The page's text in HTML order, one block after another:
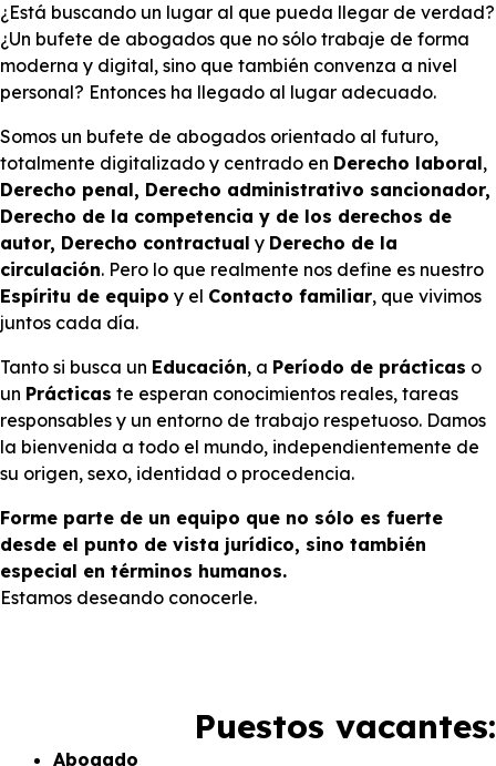
¿Está buscando un lugar al que pueda llegar de verdad?
¿Un bufete de abogados que no sólo trabaje de forma
moderna y digital, sino que también convenza a nivel
personal? Entonces ha llegado al lugar adecuado.
Somos un bufete de abogados orientado al futuro,
totalmente digitalizado y centrado en Derecho laboral,
Derecho penal, Derecho administrativo sancionador,
Derecho de la competencia y de los derechos de
autor, Derecho contractual y Derecho de la
circulación. Pero lo que realmente nos define es nuestro
Espíritu de equipo y el Contacto familiar, que vivimos
juntos cada día.
Tanto si busca un Educación, a Período de prácticas o
un Prácticas te esperan conocimientos reales, tareas
responsables y un entorno de trabajo respetuoso. Damos
la bienvenida a todo el mundo, independientemente de
su origen, sexo, identidad o procedencia.
Forme parte de un equipo que no sólo es fuerte
desde el punto de vista jurídico, sino también
especial en términos humanos.
Estamos deseando conocerle.
Puestos vacantes:
Abogado